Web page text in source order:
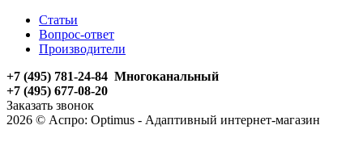
Статьи
Вопрос-ответ
Производители
+7 (495) 781-24-84 Многоканальный
+7 (495) 677-08-20
Заказать звонок
2026 © Аспро: Optimus - Адаптивный интернет-магазин